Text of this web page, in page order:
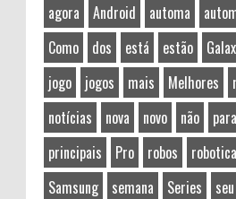
agora Android automa
Como
dos está estão
jogo
jogos mais Melhores
notícias
nova novo não para
principais
Pro robos robotica
Samsung
semana Series seu